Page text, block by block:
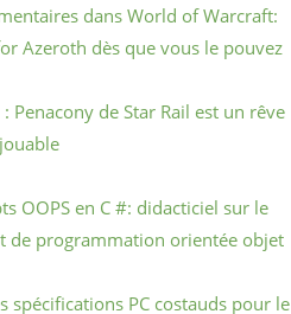
dans World of Warcraft:
Azeroth dès que vous le pouvez
Penacony de Star Rail est un rêve
OOPS en C #: didacticiel sur le
de programmation orientée objet
spécifications PC costauds pour le